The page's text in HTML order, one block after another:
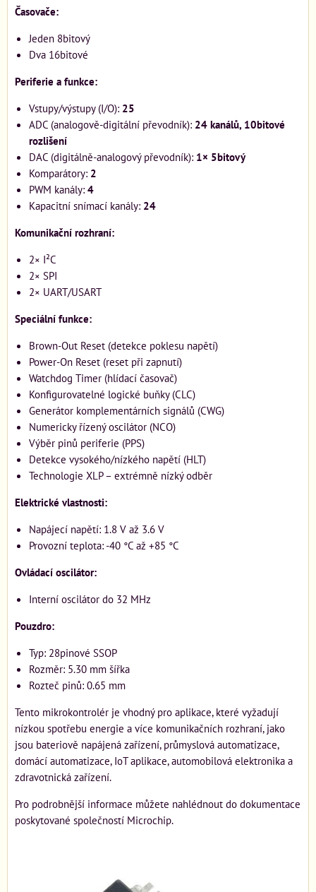
Časovače:
Jeden 8bitový
Dva 16bitové
Periferie a funkce:
Vstupy/výstupy (I/O): 25
ADC (analogově-digitální převodník): 24 kanálů, 10bitové
rozlišení
DAC (digitálně-analogový převodník): 1× 5bitový
Komparátory: 2
PWM kanály: 4
Kapacitní snímací kanály: 24
Komunikační rozhraní:
2× I²C
2× SPI
2× UART/USART
Speciální funkce:
Brown-Out Reset (detekce poklesu napětí)
Power-On Reset (reset při zapnutí)
Watchdog Timer (hlídací časovač)
Konfigurovatelné logické buňky (CLC)
Generátor komplementárních signálů (CWG)
Numericky řízený oscilátor (NCO)
Výběr pinů periferie (PPS)
Detekce vysokého/nízkého napětí (HLT)
Technologie XLP – extrémně nízký odběr
Elektrické vlastnosti:
Napájecí napětí: 1.8 V až 3.6 V
Provozní teplota: -40 °C až +85 °C
Ovládací oscilátor:
Interní oscilátor do 32 MHz
Pouzdro:
Typ: 28pinové SSOP
Rozměr: 5.30 mm šířka
Rozteč pinů: 0.65 mm
Tento mikrokontrolér je vhodný pro aplikace, které vyžadují
nízkou spotřebu energie a více komunikačních rozhraní, jako
jsou bateriově napájená zařízení, průmyslová automatizace,
domácí automatizace, IoT aplikace, automobilová elektronika a
zdravotnická zařízení.
Pro podrobnější informace můžete nahlédnout do dokumentace
poskytované společností Microchip.